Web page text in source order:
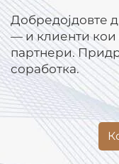
Добредојдовте
— и клиенти кои
партнери.
соработка.